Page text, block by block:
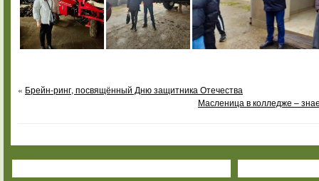
« Брейн-ринг, посвящённый Дню защитника Отечества
Масленица в колледже –